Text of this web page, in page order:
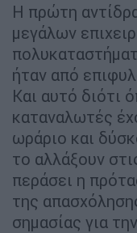
Η πρώτη
μεγάλων
ήταν από
Και αυτό διότι
καταναλωτές
ωράριο και
το αλλάξουν
περάσει η
της
σημασίας για